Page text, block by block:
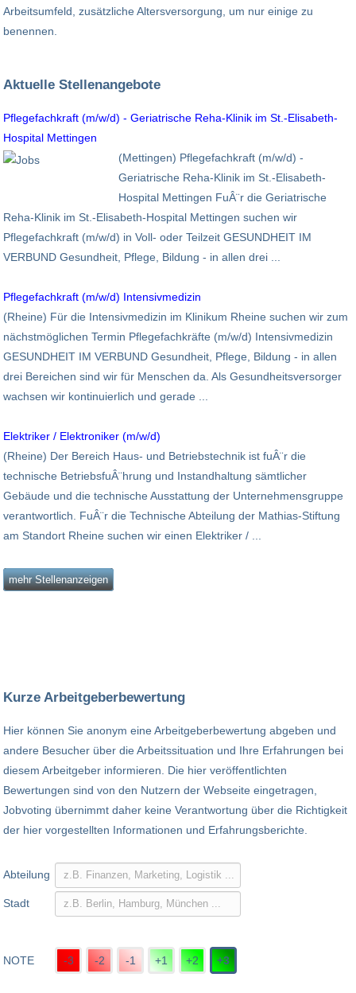
Arbeitsumfeld, zusätzliche Altersversorgung, um nur einige zu
benennen.
Aktuelle Stellenangebote
Pflegefachkraft (m/w/d) - Geriatrische Reha-Klinik im St.-Elisabeth-
Hospital Mettingen
(Mettingen) Pflegefachkraft (m/w/d) -
Geriatrische Reha-Klinik im St.-Elisabeth-
Hospital Mettingen FuÂ¨r die Geriatrische
Reha-Klinik im St.-Elisabeth-Hospital Mettingen suchen wir
Pflegefachkraft (m/w/d) in Voll- oder Teilzeit GESUNDHEIT IM
VERBUND Gesundheit, Pflege, Bildung - in allen drei ...
Pflegefachkraft (m/w/d) Intensivmedizin
(Rheine) Für die Intensivmedizin im Klinikum Rheine suchen wir zum
nächstmöglichen Termin Pflegefachkräfte (m/w/d) Intensivmedizin
GESUNDHEIT IM VERBUND Gesundheit, Pflege, Bildung - in allen
drei Bereichen sind wir für Menschen da. Als Gesundheitsversorger
wachsen wir kontinuierlich und gerade ...
Elektriker / Elektroniker (m/w/d)
(Rheine) Der Bereich Haus- und Betriebstechnik ist fuÂ¨r die
technische BetriebsfuÂ¨hrung und Instandhaltung sämtlicher
Gebäude und die technische Ausstattung der Unternehmensgruppe
verantwortlich. FuÂ¨r die Technische Abteilung der Mathias-Stiftung
am Standort Rheine suchen wir einen Elektriker / ...
mehr Stellenanzeigen
Kurze Arbeitgeberbewertung
Hier können Sie anonym eine Arbeitgeberbewertung abgeben und
andere Besucher über die Arbeitssituation und Ihre Erfahrungen bei
diesem Arbeitgeber informieren. Die hier veröffentlichten
Bewertungen sind von den Nutzern der Webseite eingetragen,
Jobvoting übernimmt daher keine Verantwortung über die Richtigkeit
der hier vorgestellten Informationen und Erfahrungsberichte.
Abteilung
Stadt
NOTE -3 -2 -1 +1 +2 +3